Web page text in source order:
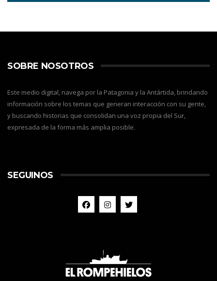
SOBRE NOSOTROS
Este medio digital, navega por la Patagonia y la Antártida, brindando
información sobre los temas que generan interacción con su gente,
y buscando historias que consolidan una voz propia del Sur,
expresada de la forma más amplia posible.
SEGUINOS